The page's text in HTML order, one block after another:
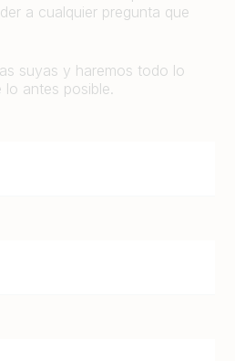
a cualquier pregunta que
suyas y haremos todo lo
lo antes posible.